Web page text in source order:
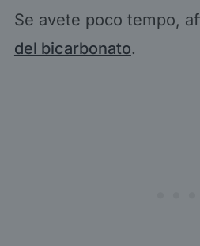
Se avete poco tempo,
del bicarbonato.